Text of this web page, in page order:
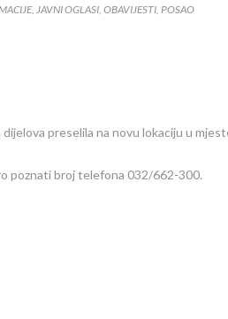
, JAVNI OGLASI, OBAVIJESTI, POSAO
preselila na novu lokaciju u
poznati broj telefona 032/662-300.